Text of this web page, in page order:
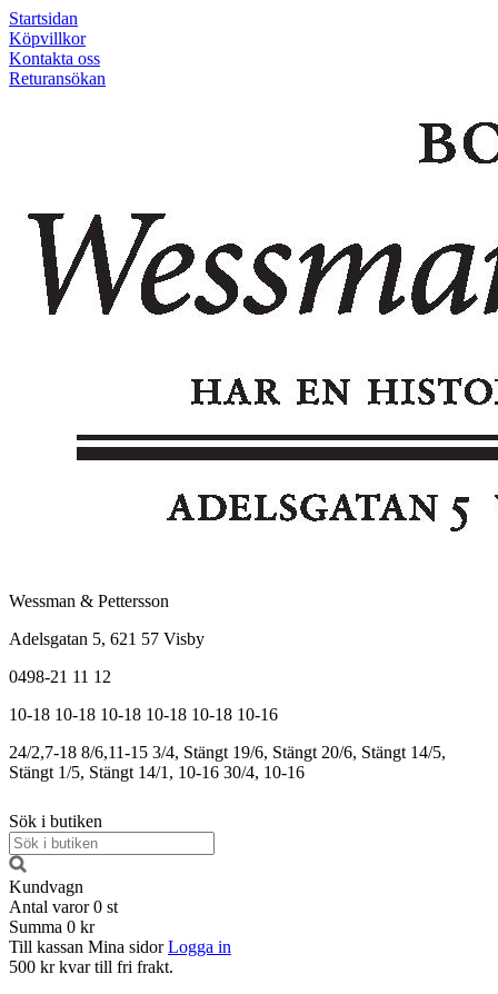
Startsidan
Köpvillkor
Kontakta oss
Returansökan
Wessman & Pettersson
Adelsgatan 5, 621 57 Visby
0498-21 11 12
10-18 10-18 10-18 10-18 10-18 10-16
24/2,7-18 8/6,11-15 3/4, Stängt 19/6, Stängt 20/6, Stängt 14/5,
Stängt 1/5, Stängt 14/1, 10-16 30/4, 10-16
Sök i butiken
Kundvagn
Antal varor 0 st
Summa 0 kr
Till kassan Mina sidor Logga in
500 kr kvar till fri frakt.